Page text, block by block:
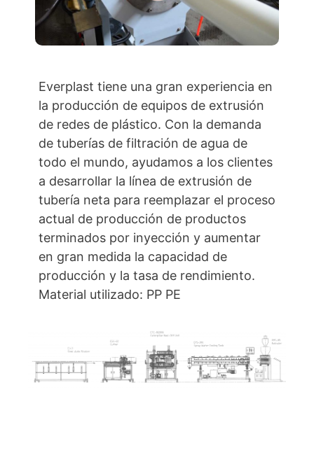
Everplast tiene una gran experiencia en
la producción de equipos de extrusión
de redes de plástico. Con la demanda
de tuberías de filtración de agua de
todo el mundo, ayudamos a los clientes
a desarrollar la línea de extrusión de
tubería neta para reemplazar el proceso
actual de producción de productos
terminados por inyección y aumentar
en gran medida la capacidad de
producción y la tasa de rendimiento.
Material utilizado: PP PE